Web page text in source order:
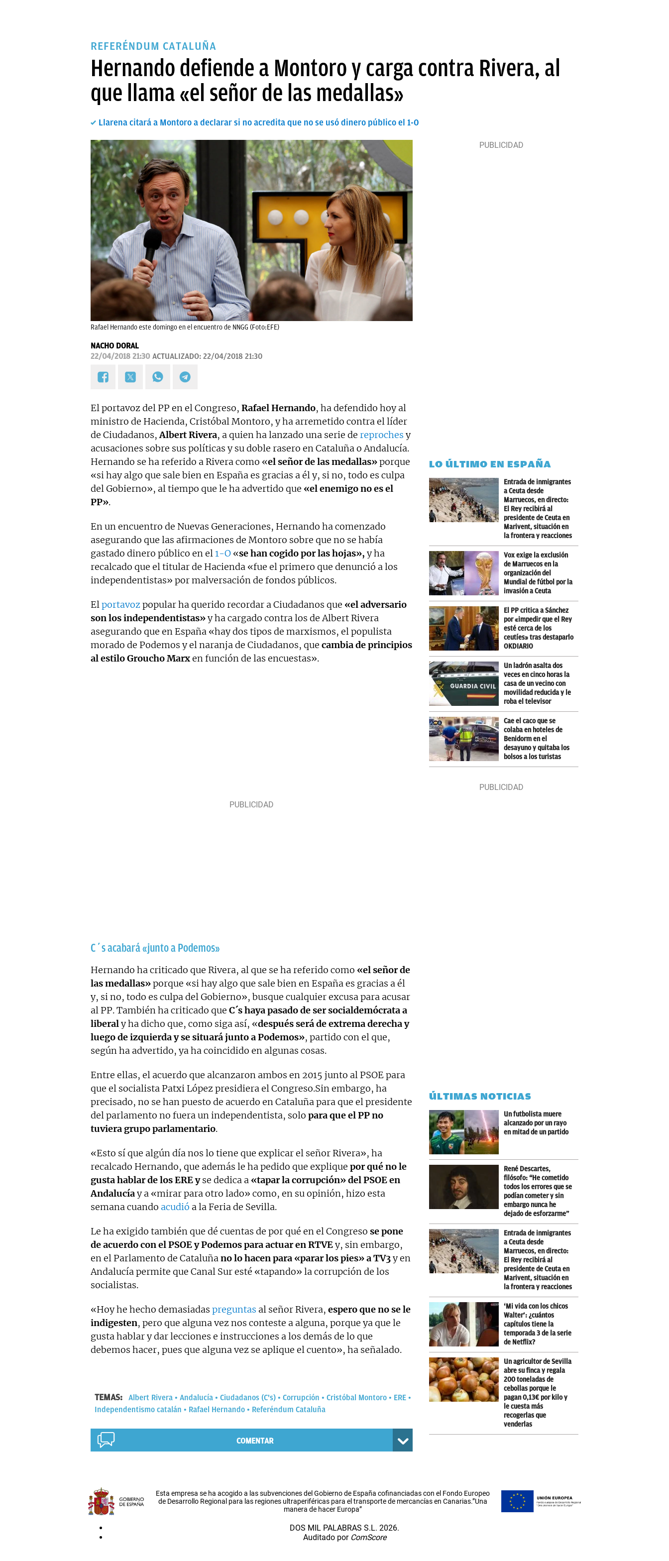
REFERÉNDUM CATALUÑA
Hernando defiende a Montoro y carga contra Rivera, al
que llama «el señor de las medallas»
Llarena citará a Montoro a declarar si no acredita que no se usó dinero público el 1-0
Rafael Hernando este domingo en el encuentro de NNGG (Foto:EFE)
NACHO DORAL
22/04/2018 21:30 ACTUALIZADO: 22/04/2018 21:30
El portavoz del PP en el Congreso, Rafael Hernando, ha defendido hoy al
ministro de Hacienda, Cristóbal Montoro, y ha arremetido contra el líder
de Ciudadanos,Albert Rivera, a quien ha lanzado una serie de reproches y
acusaciones sobre sus políticas y su doble rasero en Cataluña o Andalucía.
Hernando se ha referido a Rivera como «el señor de las medallas»porque
«si hay algo que sale bien en España es gracias a él y, si no, todo es culpa
del Gobierno», al tiempo que le ha advertido que «el enemigo no es el
PP».
En un encuentro de Nuevas Generaciones, Hernando ha comenzado
asegurando que las afirmaciones de Montoro sobre que no se había
gastado dinero público en el1-O «se han cogido por las hojas», y ha
recalcado que el titular de Hacienda «fue el primero que denunció a los
independentistas» por malversación de fondos públicos.
Elportavozpopular ha querido recordar a Ciudadanos que «el adversario
son los independentistas»y ha cargado contra los de Albert Rivera
asegurando que en España «hay dos tipos de marxismos, el populista
morado de Podemos y el naranja de Ciudadanos, que cambia de principios
al estilo Groucho Marxen función de las encuestas».
C´s acabará «junto a Podemos»
Hernando ha criticado que Rivera, al que se ha referido como «el señor de
las medallas»porque «si hay algo que sale bien en España es gracias a él
y, si no, todo es culpa del Gobierno», busque cualquier excusa para acusar
al PP. También ha criticado que C´s haya pasado de ser socialdemócrata a
liberaly ha dicho que, como siga así, «después será de extrema derecha y
luego de izquierda y se situará junto a Podemos», partido con el que,
según ha advertido, ya ha coincidido en algunas cosas.
Entre ellas, el acuerdo que alcanzaron ambos en 2015 junto al PSOE para
que el socialista Patxi López presidiera el Congreso.Sin embargo, ha
precisado, no se han puesto de acuerdo en Cataluña para que el presidente
del parlamento no fuera un independentista, solo para que el PP no
tuviera grupo parlamentario.
«Esto sí que algún día nos lo tiene que explicar el señor Rivera», ha
recalcado Hernando, que además le ha pedido que explique por qué no le
gusta hablar de los ERE yse dedica a «tapar la corrupción» del PSOE en
Andalucíay a «mirar para otro lado» como, en su opinión, hizo esta
semana cuando acudió a la Feria de Sevilla.
Le ha exigido también que dé cuentas de por qué en el Congreso se pone
de acuerdo con el PSOE y Podemos para actuar en RTVEy, sin embargo,
en el Parlamento de Cataluñano lo hacen para «parar los pies» a TV3y en
Andalucía permite que Canal Sur esté «tapando» la corrupción de los
socialistas.
«Hoy he hecho demasiadas preguntas al señor Rivera, espero que no se le
indigesten, pero que alguna vez nos conteste a alguna, porque ya que le
gusta hablar y dar lecciones e instrucciones a los demás de lo que
debemos hacer, pues que alguna vez se aplique el cuento», ha señalado.
TEMAS: Albert Rivera Andalucía Ciudadanos (C's) Corrupción Cristóbal Montoro
ERE
Independentismo catalán
Rafael Hernando Referéndum Cataluña
COMENTAR
LO ÚLTIMO EN ESPAÑA
Entrada de inmigrantes
a Ceuta desde
Marruecos, en directo:
El Rey recibirá al
presidente de Ceuta en
Marivent, situación en
la frontera y reacciones
Vox exige la exclusión
de Marruecos en la
organización del
Mundial de fútbol por la
invasión a Ceuta
El PP critica a Sánchez
por «impedir que el Rey
esté cerca de los
ceutíes» tras destaparlo
OKDIARIO
Un ladrón asalta dos
veces en cinco horas la
casa de un vecino con
movilidad reducida y le
roba el televisor
Cae el caco que se
colaba en hoteles de
Benidorm en el
desayuno y quitaba los
bolsos a los turistas
ÚLTIMAS NOTICIAS
Un futbolista muere
alcanzado por un rayo
en mitad de un partido
René Descartes,
filósofo: “He cometido
todos los errores que se
podían cometer y sin
embargo nunca he
dejado de esforzarme”
Entrada de inmigrantes
a Ceuta desde
Marruecos, en directo:
El Rey recibirá al
presidente de Ceuta en
Marivent, situación en
la frontera y reacciones
‘Mi vida con los chicos
Walter’: ¿cuántos
capítulos tiene la
temporada 3 de la serie
de Netflix?
Un agricultor de Sevilla
abre su finca y regala
200 toneladas de
cebollas porque le
pagan 0,13€ por kilo y
le cuesta más
recogerlas que
venderlas
Esta empresa se ha acogido a las subvenciones del Gobierno de España cofinanciadas con el Fondo Europeo
de Desarrollo Regional para las regiones ultraperiféricas para el transporte de mercancías en Canarias.”Una
manera de hacer Europa”
DOS MIL PALABRAS S.L. 2026.
Auditado por ComScore